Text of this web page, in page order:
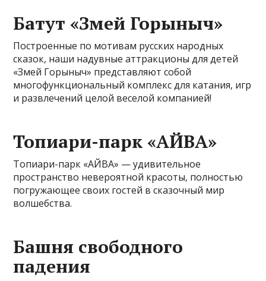
Батут «Змей Горыныч»
Построенные по мотивам русских народных
сказок, наши надувные аттракционы для детей
«Змей Горыныч» представляют собой
многофункциональный комплекс для катания, игр
и развлечений целой веселой компанией!
Топиари-парк «АЙВА»
Топиари-парк «АЙВА» — удивительное
пространство невероятной красоты, полностью
погружающее своих гостей в сказочный мир
волшебства.
Башня свободного
падения